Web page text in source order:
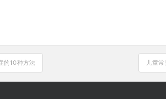
的10种方法 儿童